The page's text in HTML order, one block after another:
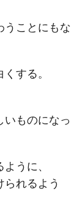
うことにもな
する。
いものになっ
うに、
れるよう